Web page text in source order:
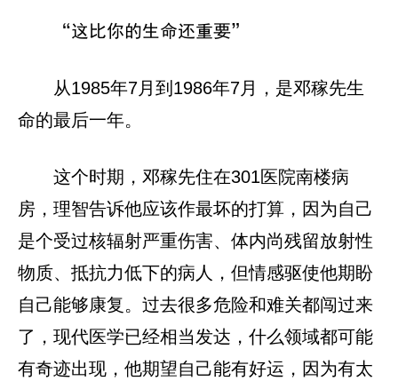
“这比你的生命还重要”
从1985年7月到1986年7月，是邓稼先生
命的最后一年。
这个时期，邓稼先住在301医院南楼病
房，理智告诉他应该作最坏的打算，因为自己
是个受过核辐射严重伤害、体内尚残留放射性
物质、抵抗力低下的病人，但情感驱使他期盼
自己能够康复。过去很多危险和难关都闯过来
了，现代医学已经相当发达，什么领域都可能
有奇迹出现，他期望自己能有好运，因为有太